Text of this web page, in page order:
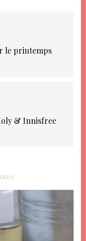
le printemps
& Innisfree